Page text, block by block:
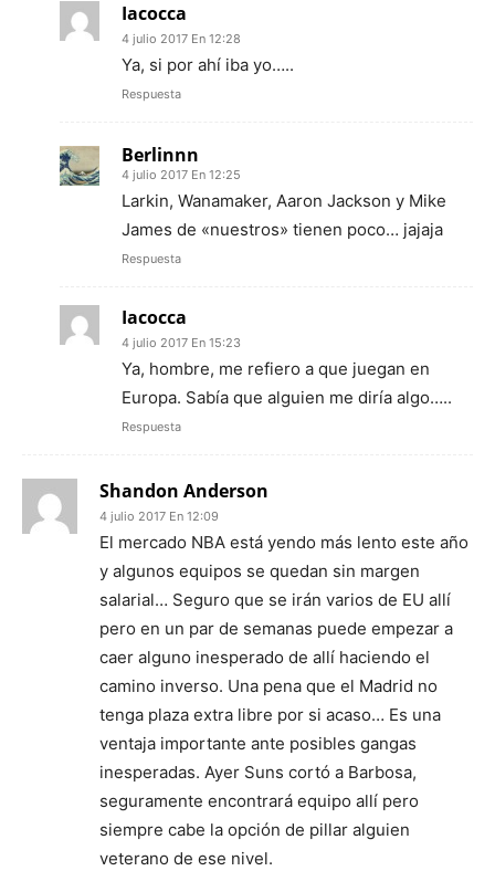
Iacocca
4 julio 2017 En 12:28
Ya, si por ahí iba yo…..
Respuesta
Berlinnn
4 julio 2017 En 12:25
Larkin, Wanamaker, Aaron Jackson y Mike
James de «nuestros» tienen poco… jajaja
Respuesta
Iacocca
4 julio 2017 En 15:23
Ya, hombre, me refiero a que juegan en
Europa. Sabía que alguien me diría algo…..
Respuesta
Shandon Anderson
4 julio 2017 En 12:09
El mercado NBA está yendo más lento este año
y algunos equipos se quedan sin margen
salarial… Seguro que se irán varios de EU allí
pero en un par de semanas puede empezar a
caer alguno inesperado de allí haciendo el
camino inverso. Una pena que el Madrid no
tenga plaza extra libre por si acaso… Es una
ventaja importante ante posibles gangas
inesperadas. Ayer Suns cortó a Barbosa,
seguramente encontrará equipo allí pero
siempre cabe la opción de pillar alguien
veterano de ese nivel.